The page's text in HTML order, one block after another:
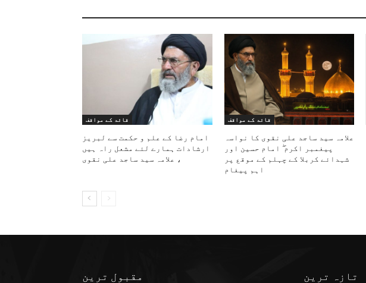
قائد کے مواقف
علامہ سید ساجد علی نقوی کا نواسہ
پیغمبر اکرم ۖ امام حسین اور
شہدائے کربلا کے چہلم کے موقع پر
اہم پیغام
قائد کے مواقف
امام رضا کے علم و حکمت سے لبریز
ارشادات ہمارے لئے مشعل راہ ہیں
، علامہ سید ساجد علی نقوی
مقبول ترین تازہ ترین